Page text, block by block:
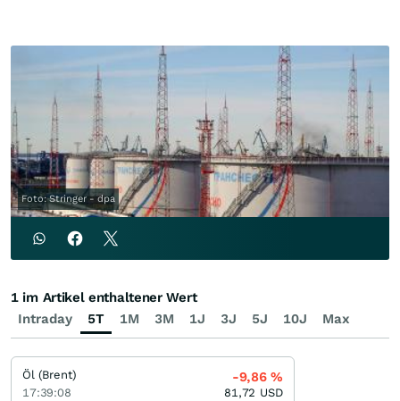
Foto: Stringer - dpa
Intraday 5T 1M 3M 1J 3J 5J 10J Max
1 im Artikel enthaltener Wert
Öl (Brent)
17:39:08
-9,86%
81,72 USD